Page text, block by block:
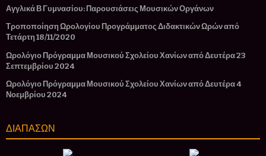
Αγγλικά Β Γυμνασίου: Παρουσιάσεις Μουσικών Οργάνων
Τροποποίηση Ωρολογίου Προγράμματος Διδακτικών Ωρών από
Τετάρτη 18/11/2020
Ωρολόγιο Πρόγραμμα Μουσικού Σχολείου Χανίων από Δευτέρα 23
Σεπτεμβρίου 2024
Ωρολόγιο Πρόγραμμα Μουσικού Σχολείου Χανίων από Δευτέρα 4
Νοεμβρίου 2024
ΔΙΑΠΑΣΩΝ